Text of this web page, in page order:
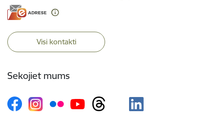
Visi kontakti
Sekojiet mums